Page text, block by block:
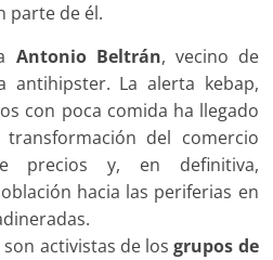
parte de él.
Antonio Beltrán, vecino de
antihipster. La alerta kebap,
con poca comida ha llegado
del comercio
precios y, en definitiva,
hacia las periferias en
son activistas de los grupos de